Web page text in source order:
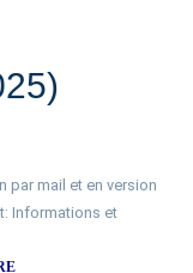
par mail et en version
Informations et